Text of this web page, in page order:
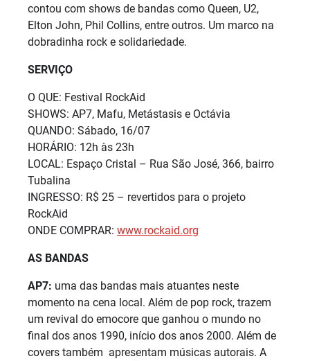
contou com shows de bandas como Queen, U2,
Elton John, Phil Collins, entre outros. Um marco na
dobradinha rock e solidariedade.
SERVIÇO
O QUE: Festival RockAid
SHOWS: AP7, Mafu, Metástasis e Octávia
QUANDO: Sábado, 16/07
HORÁRIO: 12h às 23h
LOCAL: Espaço Cristal – Rua São José, 366, bairro
Tubalina
INGRESSO: R$ 25 – revertidos para o projeto
RockAid
ONDE COMPRAR: www.rockaid.org
AS BANDAS
AP7: uma das bandas mais atuantes neste
momento na cena local. Além de pop rock, trazem
um revival do emocore que ganhou o mundo no
final dos anos 1990, início dos anos 2000. Além de
covers também apresentam músicas autorais. A